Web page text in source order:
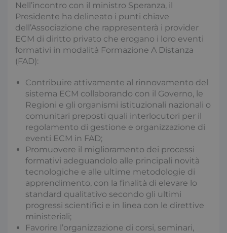
Nell’incontro con il ministro Speranza, il
Presidente ha delineato i punti chiave
dell’Associazione che rappresenterà i provider
ECM di diritto privato che erogano i loro eventi
formativi in modalità Formazione A Distanza
(FAD):
Contribuire attivamente al rinnovamento del
sistema ECM collaborando con il Governo, le
Regioni e gli organismi istituzionali nazionali o
comunitari preposti quali interlocutori per il
regolamento di gestione e organizzazione di
eventi ECM in FAD;
Promuovere il miglioramento dei processi
formativi adeguandolo alle principali novità
tecnologiche e alle ultime metodologie di
apprendimento, con la finalità di elevare lo
standard qualitativo secondo gli ultimi
progressi scientifici e in linea con le direttive
ministeriali;
Favorire l’organizzazione di corsi, seminari,